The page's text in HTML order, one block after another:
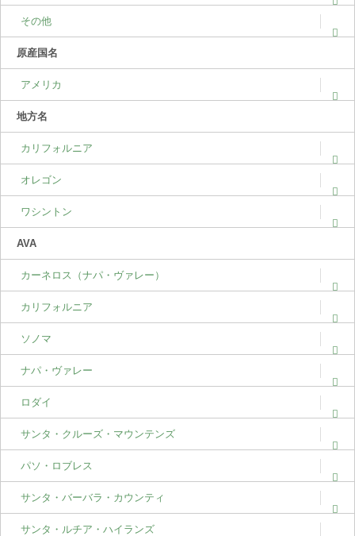
その他
原産国名
アメリカ
地方名
カリフォルニア
オレゴン
ワシントン
AVA
カーネロス（ナパ・ヴァレー）
カリフォルニア
ソノマ
ナパ・ヴァレー
ロダイ
サンタ・クルーズ・マウンテンズ
パソ・ロブレス
サンタ・バーバラ・カウンティ
サンタ・ルチア・ハイランズ